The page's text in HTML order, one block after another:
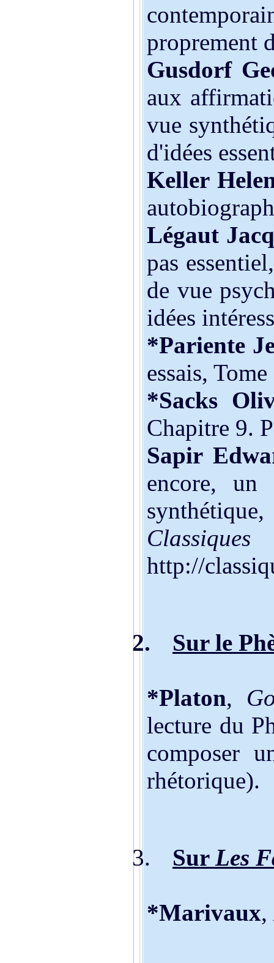
proprement
Gusdorf
aux
vue
d'idées
Keller
Légaut
pas
de vue
idées
*Pariente
essais,
*Sacks
Chapitre 9.
Sapir
encore,
http://
2. Sur le
*Platon,
lecture du
composer
rhétorique).
3. Sur Les
*Marivaux,